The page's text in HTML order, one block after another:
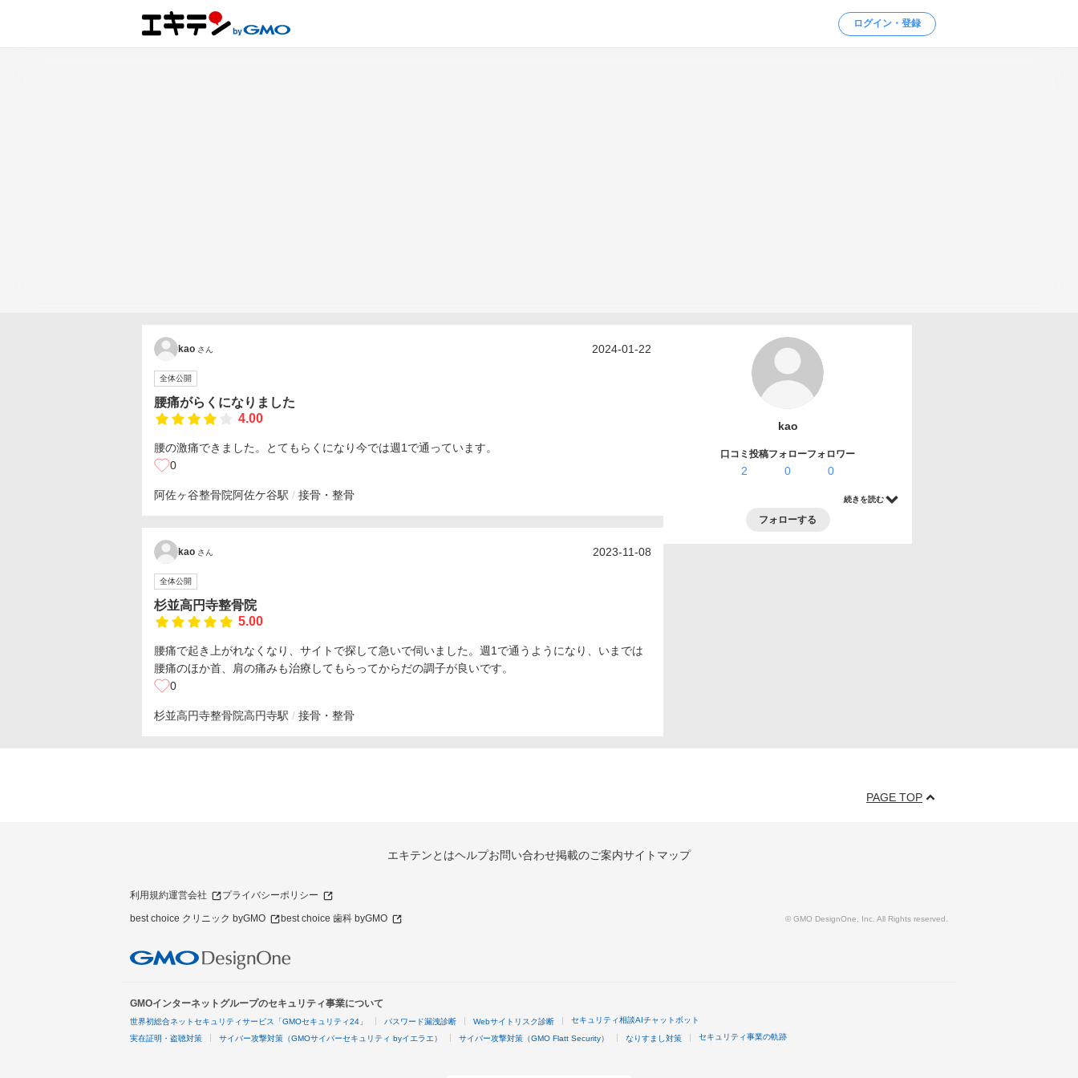
ログイン・登録
kao さん 2024-01-22
全体公開
腰痛がらくになりました
4.00
腰の激痛できました。とてもらくになり今では週1で通っています。
0
阿佐ヶ谷整骨院阿佐ケ谷駅 接骨・整骨
kao さん 2023-11-08
全体公開
杉並高円寺整骨院
5.00
腰痛で起き上がれなくなり、サイトで探して急いで伺いました。週1で通うようになり、いまでは
腰痛のほか首、肩の痛みも治療してもらってからだの調子が良いです。
0
杉並高円寺整骨院高円寺駅 接骨・整骨
kao
口コミ投稿
2
フォロー
0
フォロワー
0
続きを読む
フォローする
PAGE TOP
エキテンとはヘルプお問い合わせ掲載のご案内サイトマップ
利用規約運営会社 プライバシーポリシー
best choice クリニック byGMO best choice 歯科 byGMO © GMO DesignOne, Inc. All Rights reserved.
GMOインターネットグループのセキュリティ事業について
世界初総合ネットセキュリティサービス「GMOセキュリティ24」 パスワード漏洩診断 Webサイトリスク診断 セキュリティ相談AIチャットボット
実在証明・盗聴対策 サイバー攻撃対策（GMOサイバーセキュリティ byイエラエ） サイバー攻撃対策（GMO Flatt Security） なりすまし対策 セキュリティ事業の軌跡